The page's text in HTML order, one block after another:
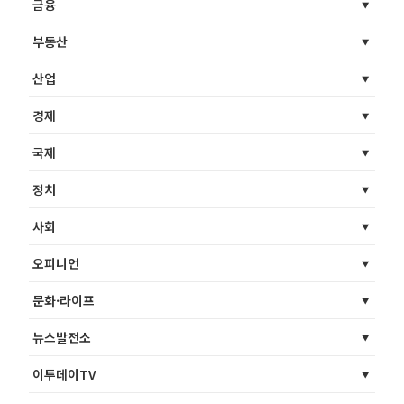
금융
부동산
산업
경제
국제
정치
사회
오피니언
문화·라이프
뉴스발전소
이투데이TV